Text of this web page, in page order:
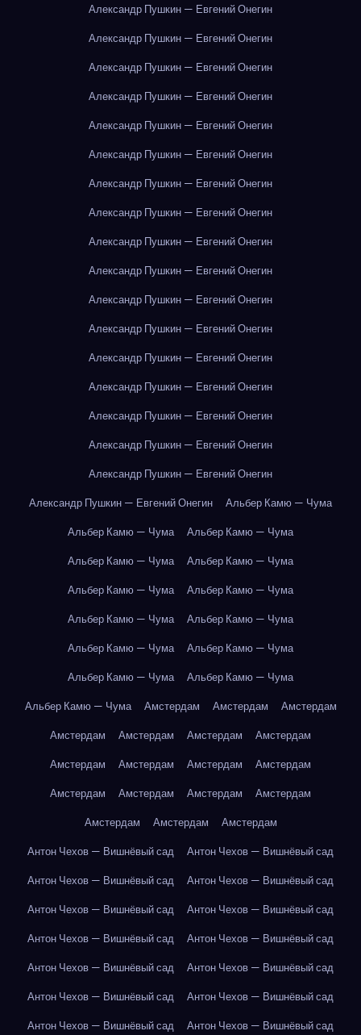
Александр Пушкин — Евгений Онегин
Александр Пушкин — Евгений Онегин
Александр Пушкин — Евгений Онегин
Александр Пушкин — Евгений Онегин
Александр Пушкин — Евгений Онегин
Александр Пушкин — Евгений Онегин
Александр Пушкин — Евгений Онегин
Александр Пушкин — Евгений Онегин
Александр Пушкин — Евгений Онегин
Александр Пушкин — Евгений Онегин
Александр Пушкин — Евгений Онегин
Александр Пушкин — Евгений Онегин
Александр Пушкин — Евгений Онегин
Александр Пушкин — Евгений Онегин
Александр Пушкин — Евгений Онегин
Александр Пушкин — Евгений Онегин
Александр Пушкин — Евгений Онегин
Александр Пушкин — Евгений Онегин
Альбер Камю — Чума
Альбер Камю — Чума
Альбер Камю — Чума
Альбер Камю — Чума
Альбер Камю — Чума
Альбер Камю — Чума
Альбер Камю — Чума
Альбер Камю — Чума
Альбер Камю — Чума
Альбер Камю — Чума
Альбер Камю — Чума
Альбер Камю — Чума
Альбер Камю — Чума
Альбер Камю — Чума
Амстердам Амстердам
Амстердам
Амстердам
Амстердам Амстердам
Амстердам
Амстердам
Амстердам Амстердам
Амстердам
Амстердам
Амстердам Амстердам
Амстердам
Амстердам
Амстердам
Амстердам
Антон Чехов — Вишнёвый сад
Антон Чехов — Вишнёвый сад
Антон Чехов — Вишнёвый сад
Антон Чехов — Вишнёвый сад
Антон Чехов — Вишнёвый сад
Антон Чехов — Вишнёвый сад
Антон Чехов — Вишнёвый сад
Антон Чехов — Вишнёвый сад
Антон Чехов — Вишнёвый сад
Антон Чехов — Вишнёвый сад
Антон Чехов — Вишнёвый сад
Антон Чехов — Вишнёвый сад
Антон Чехов — Вишнёвый сад
Антон Чехов — Вишнёвый сад